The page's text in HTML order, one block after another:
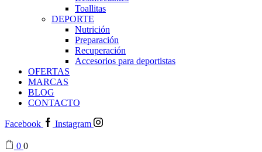
Toallitas
DEPORTE
Nutrición
Preparación
Recuperación
Accesorios para deportistas
OFERTAS
MARCAS
BLOG
CONTACTO
Facebook Instagram
0 0